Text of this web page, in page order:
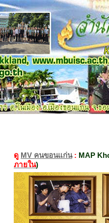
ดู MV คนขอนแก่น: MAP
ภายใน)